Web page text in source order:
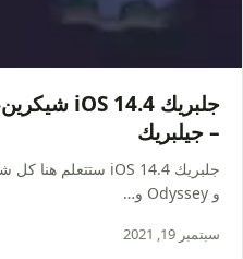
– جيلبريك
و Odyssey و…
سبتمبر 19, 2021